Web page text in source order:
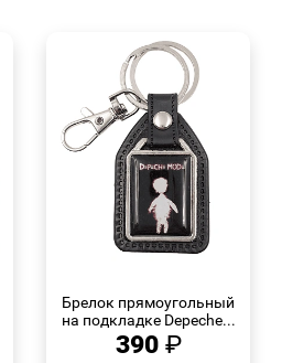
Брелок прямоугольный
на подкладке Depeche...
390 ₽